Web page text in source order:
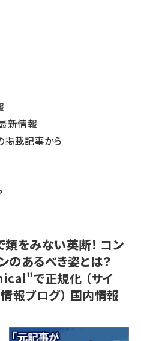
新情報
掲載記事から
類をみない英断！ コン
のあるべき姿とは？
で正規化 （サイ
報ブログ） 国内情報